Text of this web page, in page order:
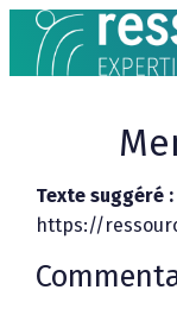
Aller
contenu
Texte suggéré :
https://